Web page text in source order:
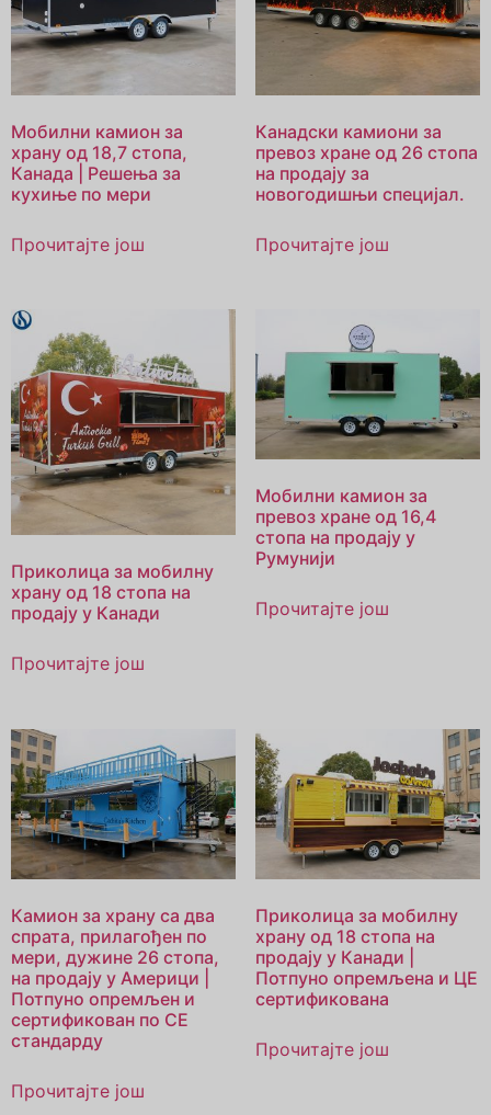
Мобилни камион за
храну од 18,7 стопа,
Канада | Решења за
кухиње по мери
Прочитајте још
Канадски камиони за
превоз хране од 26 стопа
на продају за
новогодишњи специјал.
Прочитајте још
Приколица за мобилну
храну од 18 стопа на
продају у Канади
Прочитајте још
Мобилни камион за
превоз хране од 16,4
стопа на продају у
Румунији
Прочитајте још
Камион за храну са два
спрата, прилагођен по
мери, дужине 26 стопа,
на продају у Америци |
Потпуно опремљен и
сертификован по CE
стандарду
Прочитајте још
Приколица за мобилну
храну од 18 стопа на
продају у Канади |
Потпуно опремљена и ЦЕ
сертификована
Прочитајте још